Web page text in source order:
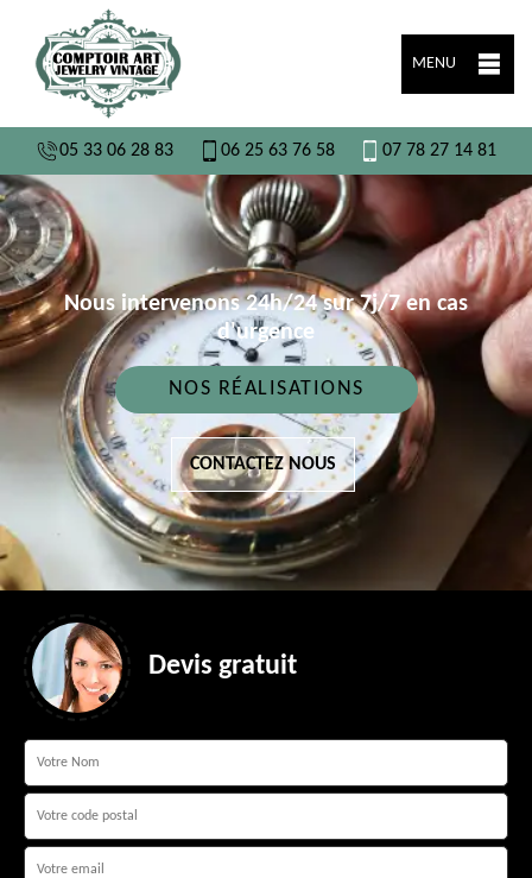
MENU
05 33 06 28 83 06 25 63 76 58 07 78 27 14 81
Nous intervenons 24h/24 sur 7j/7 en cas
d'urgence
NOS RÉALISATIONS
CONTACTEZ NOUS
Devis gratuit